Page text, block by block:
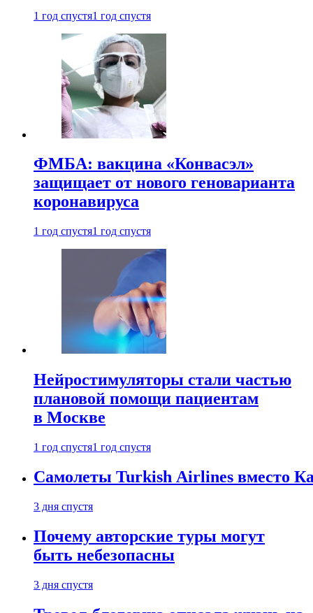
1 год спустя1 год спустя
ФМБА: вакцина «Конвасэл»
защищает от нового геноварианта
коронавируса
1 год спустя1 год спустя
Нейростимуляторы стали частью
плановой помощи пациентам
в Москве
1 год спустя1 год спустя
Самолеты Turkish Airlines вместо
3 дня спустя
Почему авторские туры могут
быть небезопасны
3 дня спустя